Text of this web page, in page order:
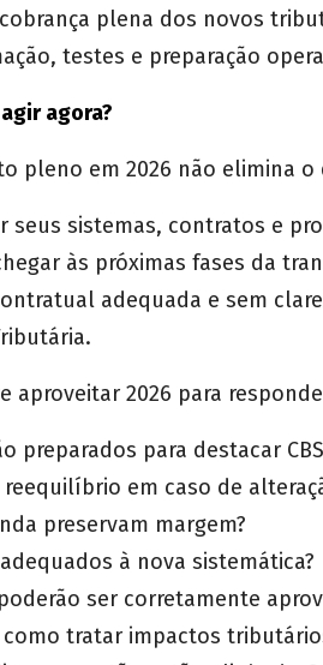
plena dos novos
testes e preparação
agora?
pleno em 2026 não elimina o
seus sistemas, contratos e
às próximas fases da
adequada e sem
aproveitar 2026 para
preparados para destacar
em caso de
preservam margem?
à nova sistemática?
ser corretamente
tratar impactos